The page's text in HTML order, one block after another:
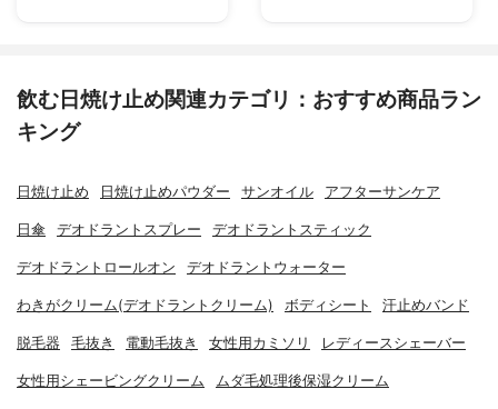
飲む日焼け止め関連カテゴリ：おすすめ商品ラン
キング
日焼け止め 日焼け止めパウダー サンオイル アフターサンケア
日傘 デオドラントスプレー デオドラントスティック
デオドラントロールオン デオドラントウォーター
わきがクリーム(デオドラントクリーム) ボディシート 汗止めバンド
脱毛器 毛抜き 電動毛抜き 女性用カミソリ レディースシェーバー
女性用シェービングクリーム ムダ毛処理後保湿クリーム